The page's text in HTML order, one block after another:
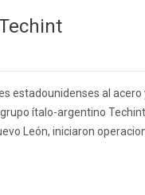
estadounidenses al acero
ítalo-argentino
León, iniciaron